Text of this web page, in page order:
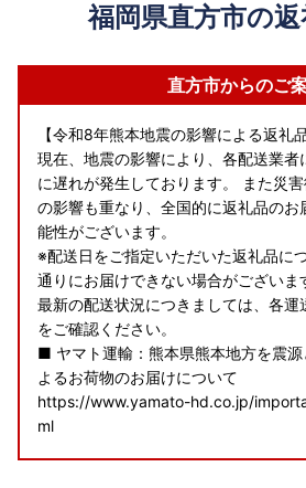
福岡県直方市の
直方市からのご
【令和8年熊本地震の影響による返礼
現在、地震の影響により、各配送業者
に遅れが発生しております。 また災
の影響も重なり、全国的に返礼品のお
能性がございます。
※配送日をご指定いただいた返礼品に
通りにお届けできない場合がございま
最新の配送状況につきましては、各運
をご確認ください。
■ ヤマト運輸：熊本県熊本地方を震源
よるお荷物のお届けについて
https://www.yamato-hd.co.jp/
ml